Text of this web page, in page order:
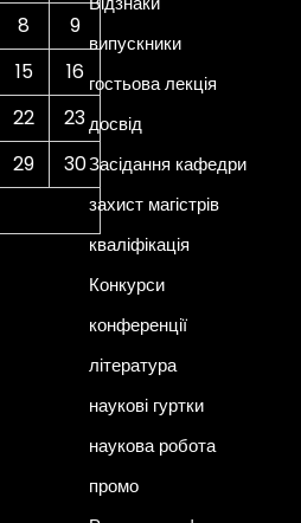
8
9
15
16
22
23
29
30
випускники
гостьова лекція
досвід
Засідання кафедри
захист магістрів
кваліфікація
Конкурси
конференції
література
наукові гуртки
наукова робота
промо